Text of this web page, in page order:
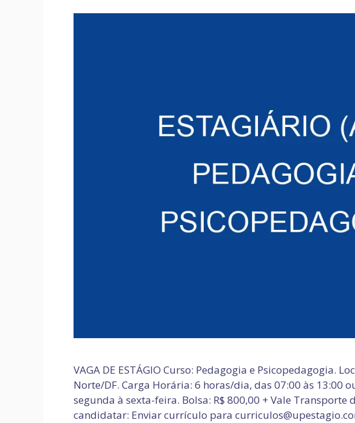
VAGA DE ESTÁGIO Curso: Pedagogia e Psicopedagogia.
Norte/DF. Carga Horária: 6 horas/dia, das 07:00 às 13:00
segunda à sexta-feira. Bolsa: R$ 800,00 + Vale Transporte
candidatar: Enviar currículo para